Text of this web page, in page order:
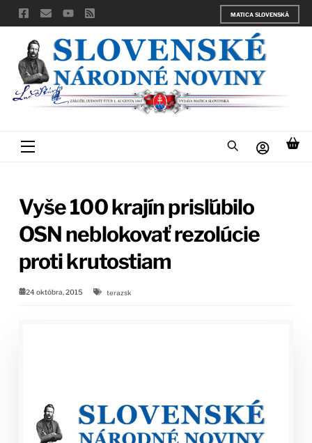
Skip
to
content
MATICA SLOVENSKÁ
Menu
Vyše 100 krajín prisľúbilo
OSN neblokovať rezolúcie
proti krutostiam
24 októbra, 2015 terazsk